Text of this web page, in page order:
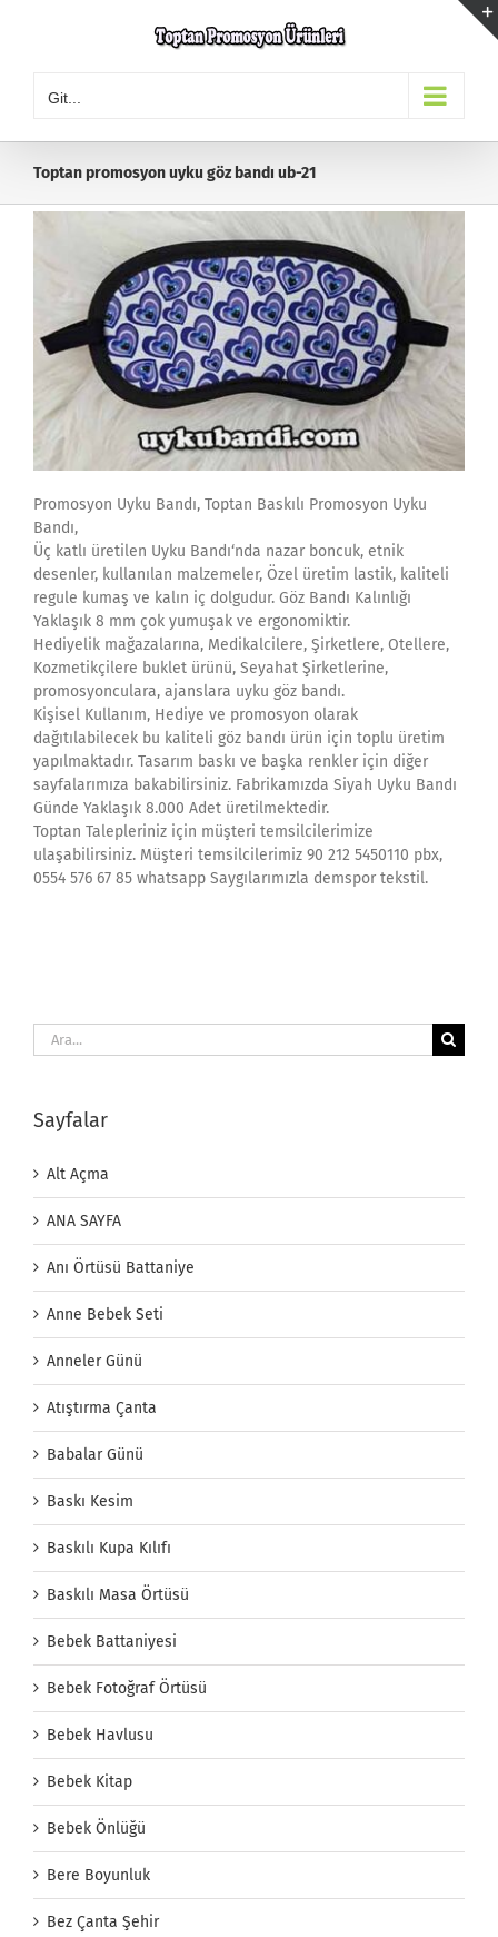
Git...
Toptan promosyon uyku göz bandı ub-21
Promosyon Uyku Bandı, Toptan Baskılı Promosyon Uyku
Bandı,
Üç katlı üretilen Uyku Bandı‘nda nazar boncuk, etnik
desenler, kullanılan malzemeler, Özel üretim lastik, kaliteli
regule kumaş ve kalın iç dolgudur. Göz Bandı Kalınlığı
Yaklaşık 8 mm çok yumuşak ve ergonomiktir.
Hediyelik mağazalarına, Medikalcilere, Şirketlere, Otellere,
Kozmetikçilere buklet ürünü, Seyahat Şirketlerine,
promosyonculara, ajanslara uyku göz bandı.
Kişisel Kullanım, Hediye ve promosyon olarak
dağıtılabilecek bu kaliteli göz bandı ürün için toplu üretim
yapılmaktadır. Tasarım baskı ve başka renkler için diğer
sayfalarımıza bakabilirsiniz. Fabrikamızda Siyah Uyku Bandı
Günde Yaklaşık 8.000 Adet üretilmektedir.
Toptan Talepleriniz için müşteri temsilcilerimize
ulaşabilirsiniz. Müşteri temsilcilerimiz 90 212 5450110 pbx,
0554 576 67 85 whatsapp Saygılarımızla demspor tekstil.
Ara:
Sayfalar
Alt Açma
ANA SAYFA
Anı Örtüsü Battaniye
Anne Bebek Seti
Anneler Günü
Atıştırma Çanta
Babalar Günü
Baskı Kesim
Baskılı Kupa Kılıfı
Baskılı Masa Örtüsü
Bebek Battaniyesi
Bebek Fotoğraf Örtüsü
Bebek Havlusu
Bebek Kitap
Bebek Önlüğü
Bere Boyunluk
Bez Çanta Şehir